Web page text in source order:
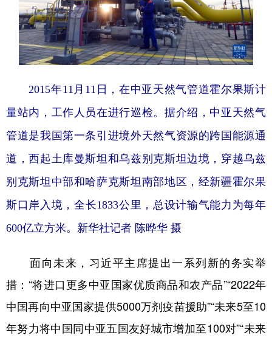
2015年11月11日，在中亚天然气管道霍尔果斯计
量站内，工作人员在进行巡检。据介绍，中亚天然气
管道是我国第一条引进境外天然气资源的跨国能源通
道，西起土库曼斯坦和乌兹别克斯坦边境，穿越乌兹
别克斯坦中部和哈萨克斯坦南部地区，经新疆霍尔果
斯口岸入境，全长1833公里，总设计输气能力为每年
600亿立方米。新华社记者 陈晔华 摄
面向未来，习近平主席提出一系列新的务实举
措：“将进口更多中亚国家优质商品和农产品”“2022年
中国再向中亚国家提供5000万剂疫苗援助”“未来5至10
年努力将中国同中亚五国友好城市增加至100对”“未来